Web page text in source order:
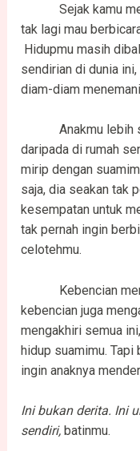
Sejak kamu
tak lagi mau
Hidupmu masih
sendirian di dunia
diam-diam
Anakmu lebih
daripada di rumah
mirip dengan
saja, dia seakan tak
kesempatan untuk
tak pernah ingin
celotehmu.
Kebencian
kebencian juga
mengakhiri semua
hidup suamimu. Tapi
ingin anaknya
Ini bukan derita. Ini
sendiri, batinmu.